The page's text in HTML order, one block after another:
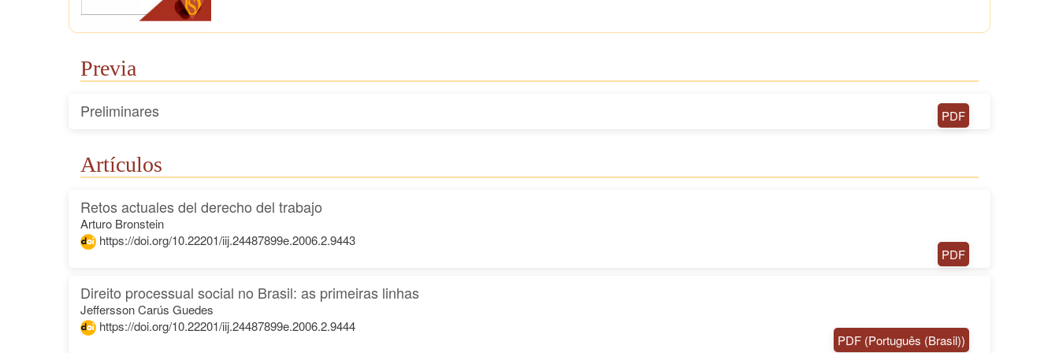
Previa
Preliminares PDF
Artículos
Retos actuales del derecho del trabajo
Arturo Bronstein
https://doi.org/10.22201/iij.24487899e.2006.2.9443
PDF
Direito processual social no Brasil: as primeiras linhas
Jeffersson Carús Guedes
https://doi.org/10.22201/iij.24487899e.2006.2.9444
PDF (Português (Brasil))